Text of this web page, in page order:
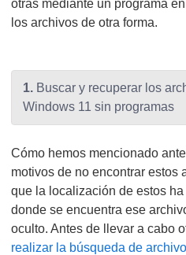
otras mediante un programa
los archivos de otra forma.
1. Buscar y recuperar los
Windows 11 sin programas
Cómo hemos mencionado
motivos de no encontrar estos
que la localización de estos ha
donde se encuentra ese
oculto. Antes de llevar a cabo
realizar la búsqueda de